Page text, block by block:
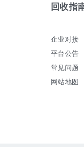
回收指
企业对接
平台公告
常见问题
网站地图